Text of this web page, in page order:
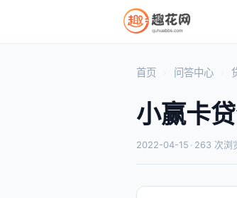
首页 问答中心
小赢卡
2022-04-15 · 263 次浏